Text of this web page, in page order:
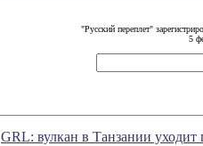
"Русский переплет"
5
GRL: вулкан в Танзании уходит